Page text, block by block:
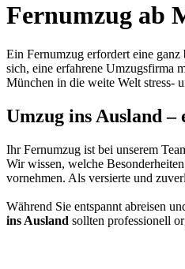
Fernumzug ab
Ein Fernumzug erfordert eine
sich, eine erfahrene Umzugsfirma
München in die weite Welt stress-
Umzug ins Ausland
IhrFernumzug ist bei unserem
Wir wissen, welche
vornehmen. Als versierte und
Während Sie entspannt abreisen
ins Ausland sollten professionell